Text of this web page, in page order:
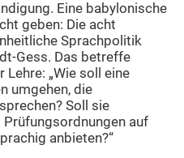
Eine babylonische
geben: Die acht
Sprachpolitik
Gess. Das betreffe
„Wie soll eine
umgehen, die
Soll sie
Prüfungsordnungen auf
anbieten?“